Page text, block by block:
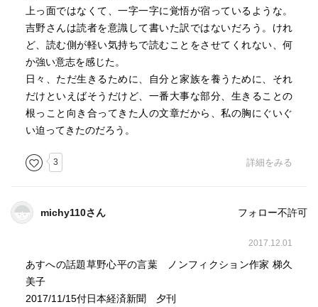
上っ面ではなくて、一字一字に覚悟が宿っているような。
吉野さんは読者を意識して書いた訳ではないだろう。けれ
ど、読む側が軽い気持ちで読むことをさせてくれない、何
か強い意志を感じた。
日々、ただ生きるために、自分と家族を養うために、それ
だけといえばそうだけど、一番大事な部分、生きることの
根っこと向き合ってきた人の文章だから、私の胸にぐいぐ
い迫ってきたのだろう。
3 詳細をみる
michy110さん フォロー不許可
2017.12.01
あすへの話題草野心平の言葉 ノンフィクション作家 梯久
美子
2017/11/15付日本経済新聞 夕刊